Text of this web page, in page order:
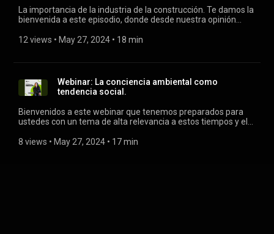
La importancia de la industria de la construcción. Te damos la
bienvenida a este episodio, donde desde nuestra opinión
Abordando aspectos económicos, sociales y ambientales. Si
12 views • May 27, 2024 • 18 min
Webinar: La conciencia ambiental como
tendencia social.
Bienvenidos a este webinar que tenemos preparados para
ustedes con un tema de alta relevancia a estos tiempos y el
implementa, nos referimos a la Construcción Sustentable.
8 views • May 27, 2024 • 17 min